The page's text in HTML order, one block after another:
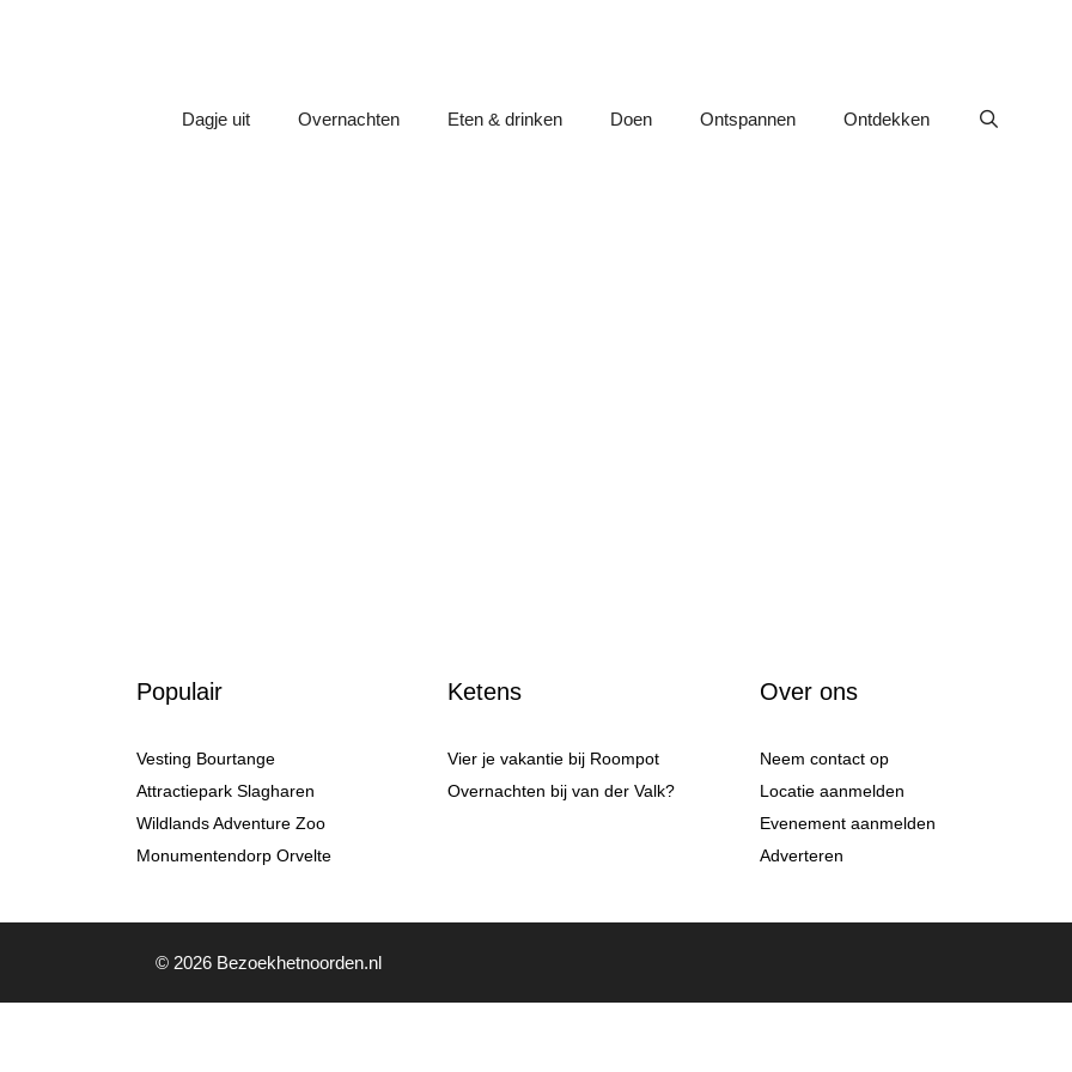
Dagje uit Overnachten Eten & drinken Doen Ontspannen Ontdekken
Populair
Vesting Bourtange
Attractiepark Slagharen
Wildlands Adventure Zoo
Monumentendorp Orvelte
Ketens
Vier je vakantie bij Roompot
Overnachten bij van der Valk?
Over ons
Neem contact op
Locatie aanmelden
Evenement aanmelden
Adverteren
© 2026 Bezoekhetnoorden.nl